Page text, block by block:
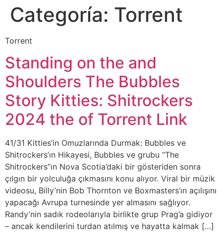
Categoría: Torrent
Torrent
Standing on the and
Shoulders The Bubbles
Story Kitties: Shitrockers
2024 the of Torrent Link
41/31 Kitties’in Omuzlarında Durmak: Bubbles ve
Shitrockers’ın Hikayesi, Bubbles ve grubu “The
Shitrockers”ın Nova Scotia’daki bir gösteriden sonra
çılgın bir yolculuğa çıkmasını konu alıyor. Viral bir müzik
videosu, Billy’nin Bob Thornton ve Boxmasters’ın açılışını
yapacağı Avrupa turnesinde yer almasını sağlıyor.
Randy’nin sadık rodeolarıyla birlikte grup Prag’a gidiyor
– ancak kendilerini turdan atılmış ve hayatta kalmak […]